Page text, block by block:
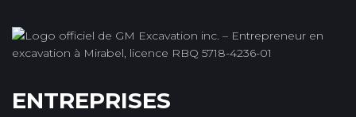
ENTREPRISES